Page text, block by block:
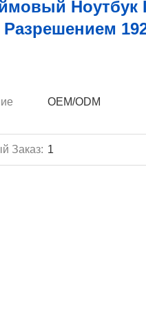
Ноутбук
Разрешением
OEM/ODM
Заказ: 1